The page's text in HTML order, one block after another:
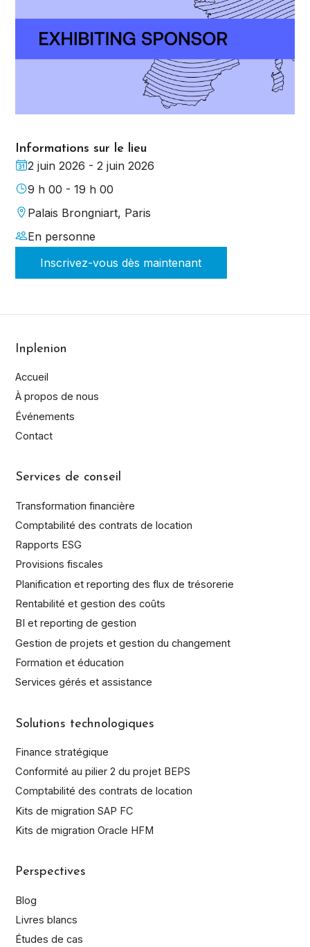
Informations sur le lieu
2 juin 2026 - 2 juin 2026
9 h 00 - 19 h 00
Palais Brongniart, Paris
En personne
Inscrivez-vous dès maintenant
Téléphone
conserve et utilise vos données personnelles conformément
aux conditions décrites dans laPolitique de confidentialité
J'ai lu la politique de confidentialité et j'autorise Inplenion
S'inscrire
Inplenion
Accueil
À propos de nous
Événements
Contact
Services de conseil
Transformation financière
Comptabilité des contrats de location
Rapports ESG
Provisions fiscales
Planification et reporting des flux de trésorerie
Rentabilité et gestion des coûts
BI et reporting de gestion
Gestion de projets et gestion du changement
Formation et éducation
Services gérés et assistance
Solutions technologiques
Finance stratégique
Conformité au pilier 2 du projet BEPS
Comptabilité des contrats de location
Kits de migration SAP FC
Kits de migration Oracle HFM
Perspectives
Blog
Livres blancs
Études de cas